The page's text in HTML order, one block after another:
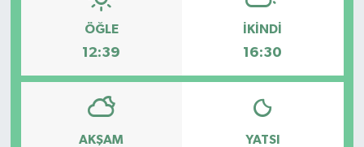
ÖĞLE
12:39
İKINDI
16:30
AKŞAM YATSI